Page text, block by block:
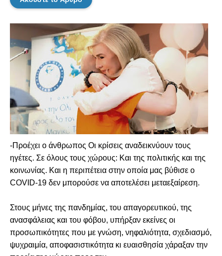
-Προέχει ο άνθρωπος Οι κρίσεις αναδεικνύουν τους
ηγέτες. Σε όλους τους χώρους: Και της πολιτικής και της
κοινωνίας. Και η περιπέτεια στην οποία μας βύθισε ο
COVID-19 δεν μπορούσε να αποτελέσει μεταεξαίρεση.
Στους μήνες της πανδημίας, του απαγορευτικού, της
ανασφάλειας και του φόβου, υπήρξαν εκείνες οι
προσωπικότητες που με γνώση, νηφαλιότητα, σχεδιασμό,
ψυχραιμία, αποφασιστικότητα κι ευαισθησία χάραξαν την